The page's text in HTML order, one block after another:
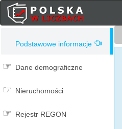
Podstawowe informacje
Dane demograficzne
Nieruchomości
Rejestr REGON